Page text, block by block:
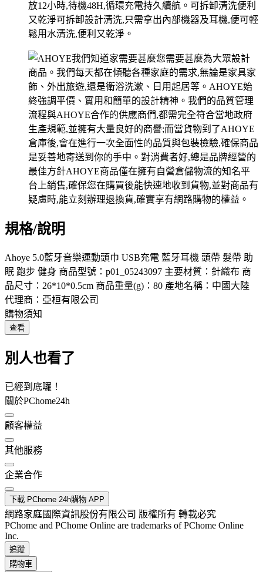
規格/說明
Ahoye 5.0藍牙音樂運動頭巾 USB充電 藍牙耳機 頭帶 髮帶 助
眠 跑步 健身 商品型號：p01_05243097 主要材質：針織布 商
品尺寸：26*10*0.5cm 商品重量(g)：80 產地名稱：中國大陸
代理商：亞桓有限公司
購物須知
查看
別人也看了
已經到底囉！
關於PChome24h
顧客權益
其他服務
企業合作
下載 PChome 24h購物 APP
網路家庭國際資訊股份有限公司 版權所有 轉載必究
PChome and PChome Online are trademarks of PChome Online
Inc.
追蹤
購物車